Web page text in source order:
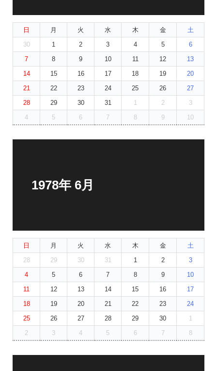
日 月 火 水 木 金
土
30
1 2 3 4 5
6
7
8 9 10 11 12
13
14
15 16 17 18 19
20
21
22 23 24 25 26
27
28
29 30 31 1 2
3
4
5 6 7 8 9 10
1978年 6月
日 月 火 水 木 金
土
28
29 30 31 1 2
3
4
5 6 7 8 9
10
11
12 13 14 15 16
17
18
19 20 21 22 23
24
25
26 27 28 29 30
1
2
3 4 5 6 7 8